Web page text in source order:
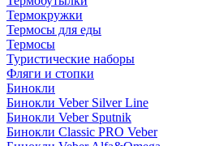
Термокружки
Термосы для еды
Термосы
Туристические наборы
Фляги и стопки
Бинокли
Бинокли Veber Silver Line
Бинокли Veber Sputnik
Бинокли Classic PRO Veber